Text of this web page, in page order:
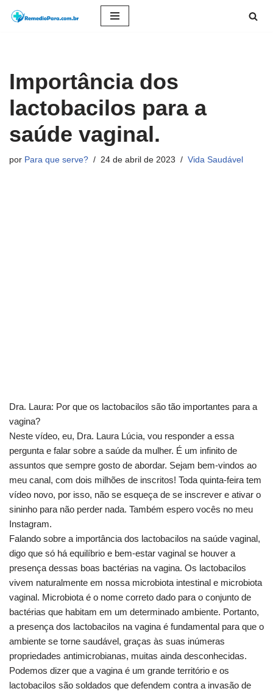
conteúdo
Importância dos
lactobacilos para a
saúde vaginal.
por Para que serve? 24 de abril de 2023 Vida Saudável
Dra. Laura: Por que os lactobacilos são tão importantes para a
vagina?
Neste vídeo, eu, Dra. Laura Lúcia, vou responder a essa
pergunta e falar sobre a saúde da mulher. É um infinito de
assuntos que sempre gosto de abordar. Sejam bem-vindos ao
meu canal, com dois milhões de inscritos! Toda quinta-feira tem
vídeo novo, por isso, não se esqueça de se inscrever e ativar o
sininho para não perder nada. Também espero vocês no meu
Instagram.
Falando sobre a importância dos lactobacilos na saúde vaginal,
digo que só há equilíbrio e bem-estar vaginal se houver a
presença dessas boas bactérias na vagina. Os lactobacilos
vivem naturalmente em nossa microbiota intestinal e microbiota
vaginal. Microbiota é o nome correto dado para o conjunto de
bactérias que habitam em um determinado ambiente. Portanto,
a presença dos lactobacilos na vagina é fundamental para que o
ambiente se torne saudável, graças às suas inúmeras
propriedades antimicrobianas, muitas ainda desconhecidas.
Podemos dizer que a vagina é um grande território e os
lactobacilos são soldados que defendem contra a invasão de